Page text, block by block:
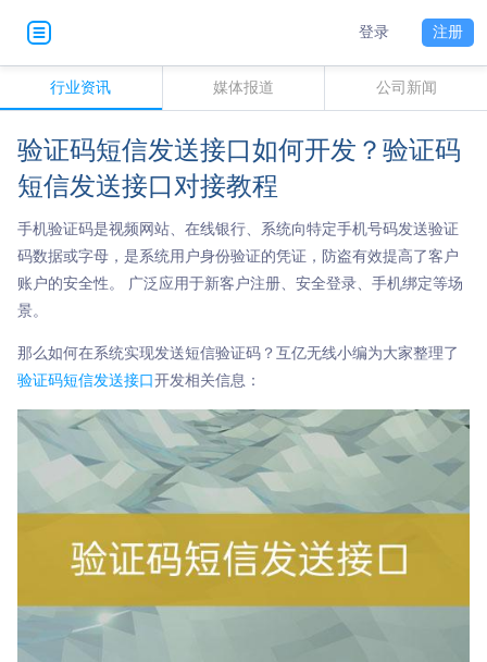
登录 注册
行业资讯 媒体报道 公司新闻
验证码短信发送接口如何开发？验证码
短信发送接口对接教程
手机验证码是视频网站、在线银行、系统向特定手机号码发送验证
码数据或字母，是系统用户身份验证的凭证，防盗有效提高了客户
账户的安全性。 广泛应用于新客户注册、安全登录、手机绑定等场
景。
那么如何在系统实现发送短信验证码？互亿无线小编为大家整理了
验证码短信发送接口 开发相关信息：